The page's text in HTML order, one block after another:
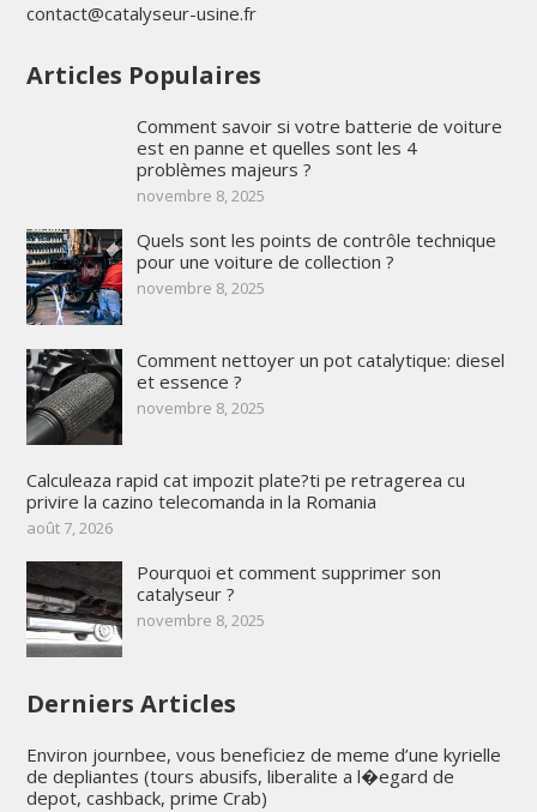
contact@catalyseur-usine.fr
Articles Populaires
Comment savoir si votre batterie de voiture
est en panne et quelles sont les 4
problèmes majeurs ?
novembre 8, 2025
Quels sont les points de contrôle technique
pour une voiture de collection ?
novembre 8, 2025
Comment nettoyer un pot catalytique: diesel
et essence ?
novembre 8, 2025
Calculeaza rapid cat impozit plate?ti pe retragerea cu
privire la cazino telecomanda in la Romania
août 7, 2026
Pourquoi et comment supprimer son
catalyseur ?
novembre 8, 2025
Derniers Articles
Environ journbee, vous beneficiez de meme d’une kyrielle
de depliantes (tours abusifs, liberalite a l�egard de
depot, cashback, prime Crab)